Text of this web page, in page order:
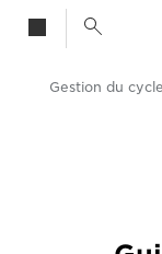
Evénements et